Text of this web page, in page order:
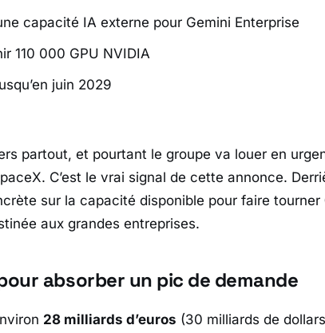
capacité IA externe pour Gemini Enterprise
110 000 GPU NVIDIA
juin 2029
partout, et pourtant le groupe va louer en
. C’est le vrai signal de cette annonce.
sur la capacité disponible pour faire tourner
aux grandes entreprises.
absorber un pic de demande
28 milliards d’euros (30 milliards de